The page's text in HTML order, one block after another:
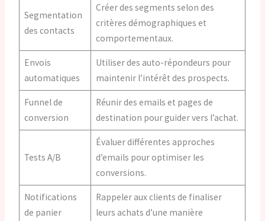
Segmentation
des contacts
Créer des segments selon des
critères démographiques et
comportementaux.
Envois
automatiques
Utiliser des auto-répondeurs pour
maintenir l’intérêt des prospects.
Funnel de
conversion
Réunir des emails et pages de
destination pour guider vers l’achat.
Tests A/B
Évaluer différentes approches
d’emails pour optimiser les
conversions.
Notifications
de panier
Rappeler aux clients de finaliser
leurs achats d’une manière